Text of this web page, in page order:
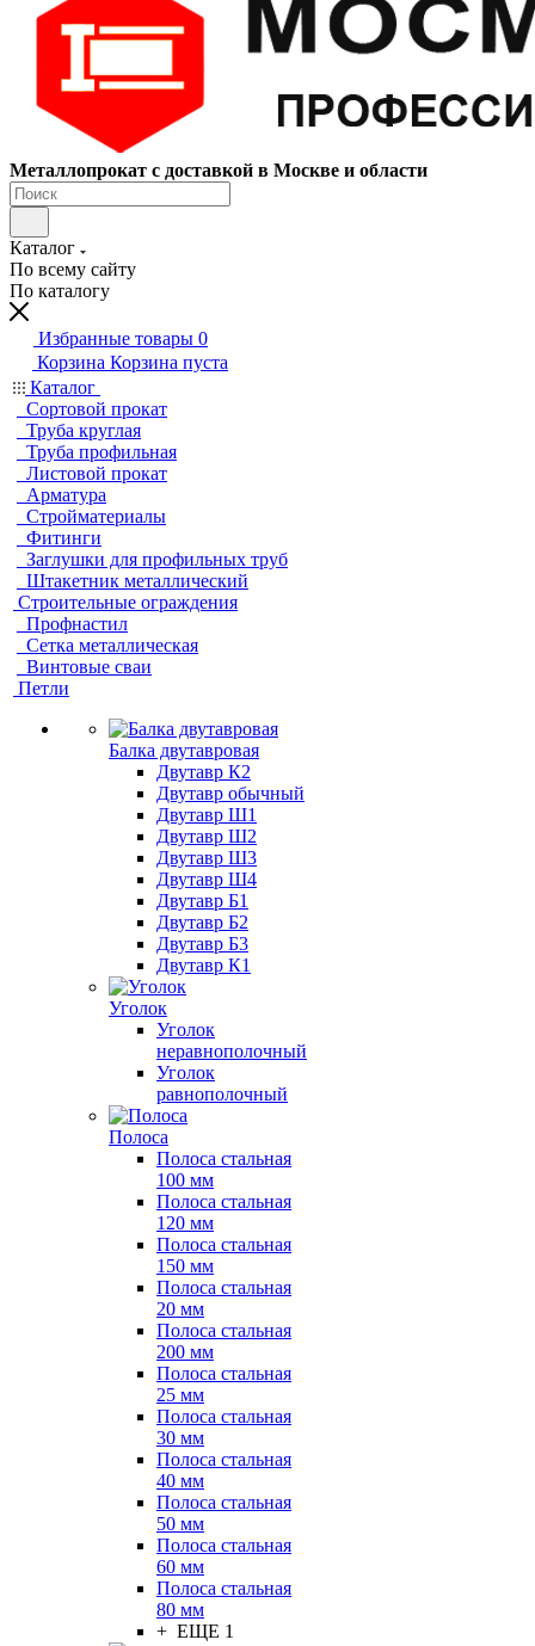
Металлопрокат с доставкой в Москве и области
Каталог
По всему сайту
По каталогу
Избранные товары 0
Корзина Корзина пуста
Каталог
Сортовой прокат
Труба круглая
Труба профильная
Листовой прокат
Арматура
Стройматериалы
Фитинги
Заглушки для профильных труб
Штакетник металлический
Строительные ограждения
Профнастил
Сетка металлическая
Винтовые сваи
Петли
Балка двутавровая
Двутавр К2
Двутавр обычный
Двутавр Ш1
Двутавр Ш2
Двутавр Ш3
Двутавр Ш4
Двутавр Б1
Двутавр Б2
Двутавр Б3
Двутавр К1
Уголок
Уголок
неравнополочный
Уголок
равнополочный
Полоса
Полоса стальная
100 мм
Полоса стальная
120 мм
Полоса стальная
150 мм
Полоса стальная
20 мм
Полоса стальная
200 мм
Полоса стальная
25 мм
Полоса стальная
30 мм
Полоса стальная
40 мм
Полоса стальная
50 мм
Полоса стальная
60 мм
Полоса стальная
80 мм
+ ЕЩЕ 1